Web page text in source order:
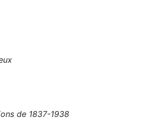
de 1837-1938